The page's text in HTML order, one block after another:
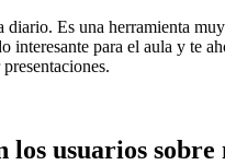
Es una herramienta
interesante para el aula y te
los usuarios sobre